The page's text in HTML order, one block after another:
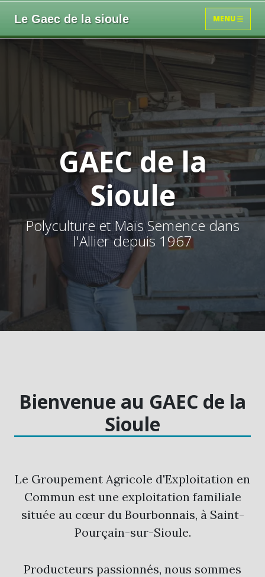
Le Gaec de la sioule MENU
GAEC de la
Sioule
Polyculture et Maïs Semence dans
l'Allier depuis 1967
Bienvenue au GAEC de la
Sioule
Le Groupement Agricole d'Exploitation en
Commun est une exploitation familiale
située au cœur du Bourbonnais, à Saint-
Pourçain-sur-Sioule.
Producteurs passionnés, nous sommes